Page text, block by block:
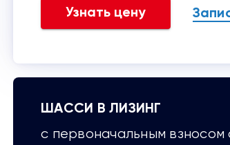
Узнать цену
ШАССИ В ЛИЗИНГ
с первоначальным взносом